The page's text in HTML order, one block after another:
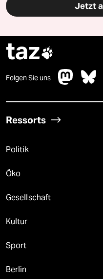
Jetzt
taz
Folgen Sie uns
Ressorts
Politik
Öko
Gesellschaft
Kultur
Sport
Berlin